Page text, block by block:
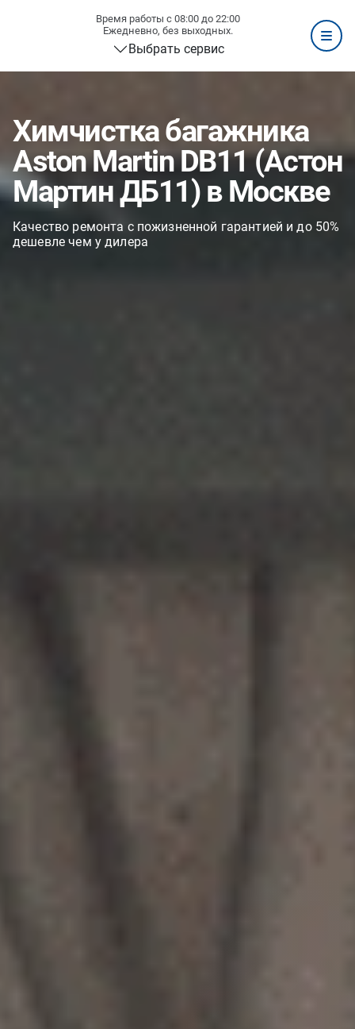
Время работы с 08:00 до 22:00
Ежедневно, без выходных.
Выбрать сервис
Химчистка багажника
Aston Martin DB11 (Астон
Мартин ДБ11) в Москве
Качество ремонта с пожизненной гарантией и до 50%
дешевле чем у дилера